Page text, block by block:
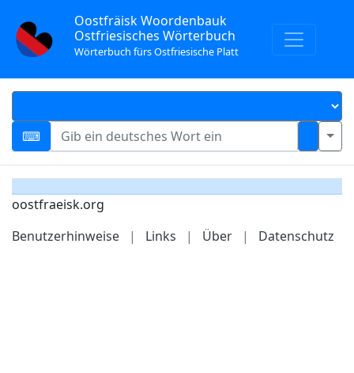
Oostfräisk Woordenbauk
Ostfriesisches Wörterbuch
Wörterbuch fürs Ostfriesische Platt
oostfraeisk.org
Benutzerhinweise
| Links | Über | Datenschutz